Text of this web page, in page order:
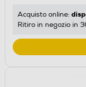
Acquisto online:
Ritiro in negozio in